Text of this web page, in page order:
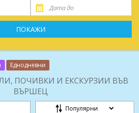
ПОКАЖИ
Еднодневни
ПОЧИВКИ И ЕКСКУРЗИИ ВЪВ
ВЪРШЕЦ